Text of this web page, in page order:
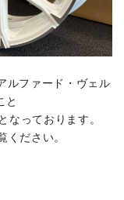
ルファード・ヴェル
と
なっております。
ください。